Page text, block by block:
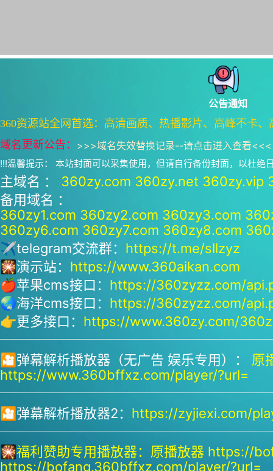
公告通知
360资源站全网首选：高清画质、热播影片、高峰不卡
域名更新公告： >>>域名失效替换记录--请点击进入查看<<<
!!!温馨提示： 本站封面可以采集使用，但请自行备份封面，以杜绝
主域名 ： 360zy.com 360zy.net 360zy.vip
备用域名 ：
360zy1.com 360zy2.com 360zy3.com
360zy6.com 360zy7.com 360zy8.com
✈telegram交流群： https://t.me/sllzyz
🎇演示站： https://www.360aikan.com
🍎苹果cms接口： https://360zyzz.com/
🌏海洋cms接口： https://360zyzz.com/
👉更多接口： https://www.360zy.com/
🎦弹幕解析播放器（无广告 娱乐专用）： 原
https://www.360bffxz.com/player/?url=
🎦弹幕解析播放器2： https://zyjiexi.com/
🎇福利赞助专用播放器： 原播放器 https://
https://bofang.360bffxz.com/player/?url=